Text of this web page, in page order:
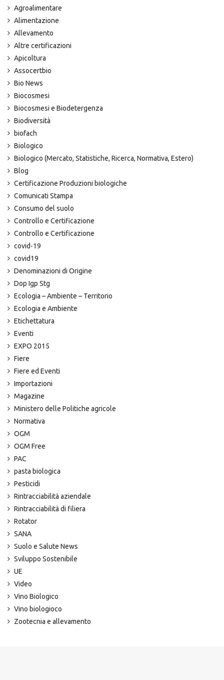
Agroalimentare
Alimentazione
Allevamento
Altre certificazioni
Apicoltura
Assocertbio
Bio News
Biocosmesi
Biocosmesi e Biodetergenza
Biodiversità
biofach
Biologico
Biologico (Mercato, Statistiche, Ricerca, Normativa, Estero)
Blog
Certificazione Produzioni biologiche
Comunicati Stampa
Consumo del suolo
Controllo e Certificazione
Controllo e Certificazione
covid-19
covid19
Denominazioni di Origine
Dop Igp Stg
Ecologia – Ambiente – Territorio
Ecologia e Ambiente
Etichettatura
Eventi
EXPO 2015
Fiere
Fiere ed Eventi
Importazioni
Magazine
Ministero delle Politiche agricole
Normativa
OGM
OGM Free
PAC
pasta biologica
Pesticidi
Rintracciabilità aziendale
Rintracciabilità di filiera
Rotator
SANA
Suolo e Salute News
Sviluppo Sostenibile
UE
Video
Vino Biologico
Vino biologioco
Zootecnia e allevamento